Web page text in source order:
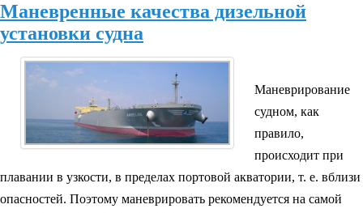
Маневренные качества дизельной
установки судна
Маневрирование
судном, как
правило,
происходит при
плавании в узкости, в пределах портовой акватории, т. е. вблизи
опасностей. Поэтому маневрировать рекомендуется на самой